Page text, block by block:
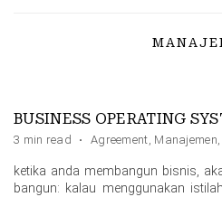
BUSINESS OPERATING
3 min read · Agreement, Manajemen,
ketika anda membangun bisnis,
bangun: kalau menggunakan